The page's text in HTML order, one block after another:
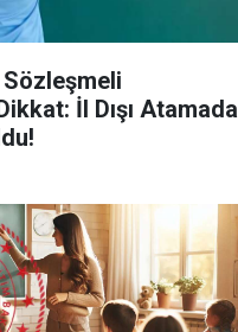
Sözleşmeli
İl Dışı Atamada